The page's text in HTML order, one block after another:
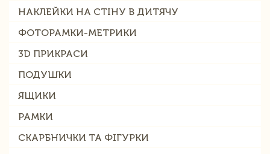
НАКЛЕЙКИ НА СТІНУ В ДИТЯЧУ
ФОТОРАМКИ-МЕТРИКИ
3D ПРИКРАСИ
ПОДУШКИ
ЯЩИКИ
РАМКИ
СКАРБНИЧКИ ТА ФІГУРКИ